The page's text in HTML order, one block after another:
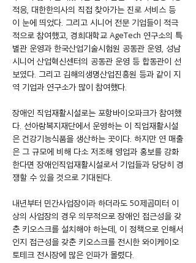
적응, 대한한의사의 직접 찾아가는 진로 서비스 등
이 눈에 띄었다. 그리고 시니어 전문 기업들이 적극
적으로 참여했고, 경희대학교 AgeTech 연구소의 특
별관 운영과 한국산업기술시험원 공동관 운영, 성남
시니어 산업혁신센터의 공동관 운영 등 합동관이 선
보였다. 그리고 김해의생명산업진흥원 등과 같이 지
역 기업과 연구소가 많이 참여했다.
장애인 직업재활시설로는 포항바이오파크가 참여했
다. 선아랑복지재단에서 운영하는 이 직업재활시설
은 건강기능식품을 생산하는 곳이다. 하지만 연 매출
은 그 규모에 비해 다소 저조해 영업과 홍보를 강화
한다면 장애인직업재활시설로서 기업들과 당당히 경
쟁할 수 있을 것으로 기대된다.
내년부터 민간사업장이라 하더라도 50제곱미터 이
상의 사업장의 경우 의무적으로 장애인 접근성을 갖
춘 키오스크를 설치해야 하는데, 이 정책으로 인해서
인지 접근성을 갖춘 키오스크를 전시한 와이케이오
토테크 전시장에 많은 인파가 몰렸다.